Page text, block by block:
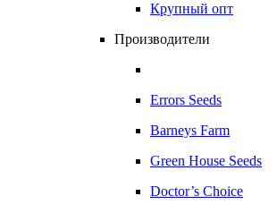
Крупный опт
Производители
Errors Seeds
Barneys Farm
Green House Seeds
Doctor’s Choice